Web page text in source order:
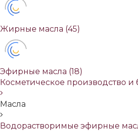
Жирные масла (45)
Эфирные масла (18)
Косметическое производство и
Масла
Водорастворимые эфирные